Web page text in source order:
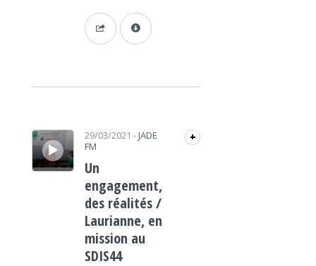
Lecteur audio 29/03/2021 - JADE
FM
+
Un
engagement,
des réalités /
Laurianne, en
mission au
SDIS44